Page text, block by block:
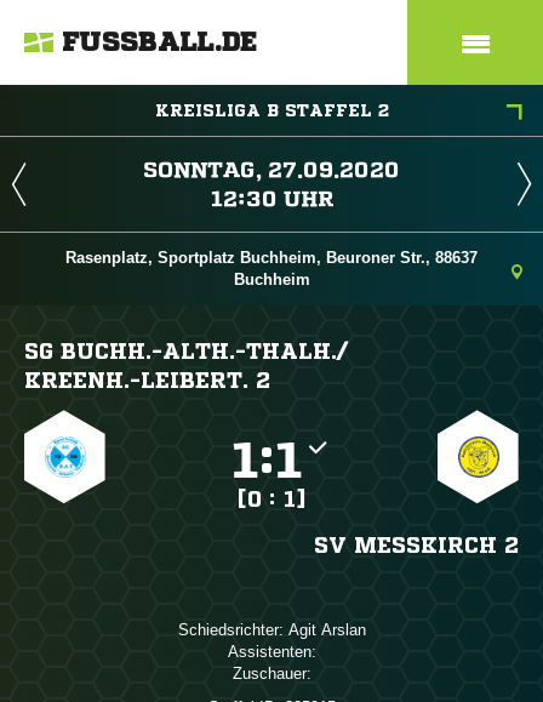
FUSSBALL.DE
KREISLIGA B STAFFEL 2
 
 
Rasenplatz, Sportplatz Buchheim, Beuroner Str., 88637
Buchheim
SG BUCHH.-ALTH.-THALH./​
KREENH.-LEIBERT. 2
:
[0 : 1]
SV MESSKIRCH 2
Schiedsrichter:  
Assistenten:
Zuschauer: